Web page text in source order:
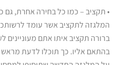
• תקציב – כמו כל בחירה אחרת, גם
המלגזה לתקציב אשר עומד
ברורה תקציב איתו אתם מעוניינים
בהתאם אליו. כך תוכלו לדעת מראש